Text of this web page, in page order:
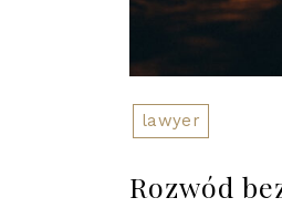
lawyer
Rozwód